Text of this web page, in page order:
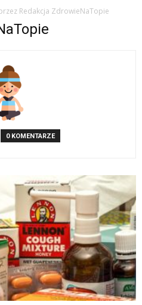
Redakcja ZdrowieNaTopie
0 KOMENTARZE